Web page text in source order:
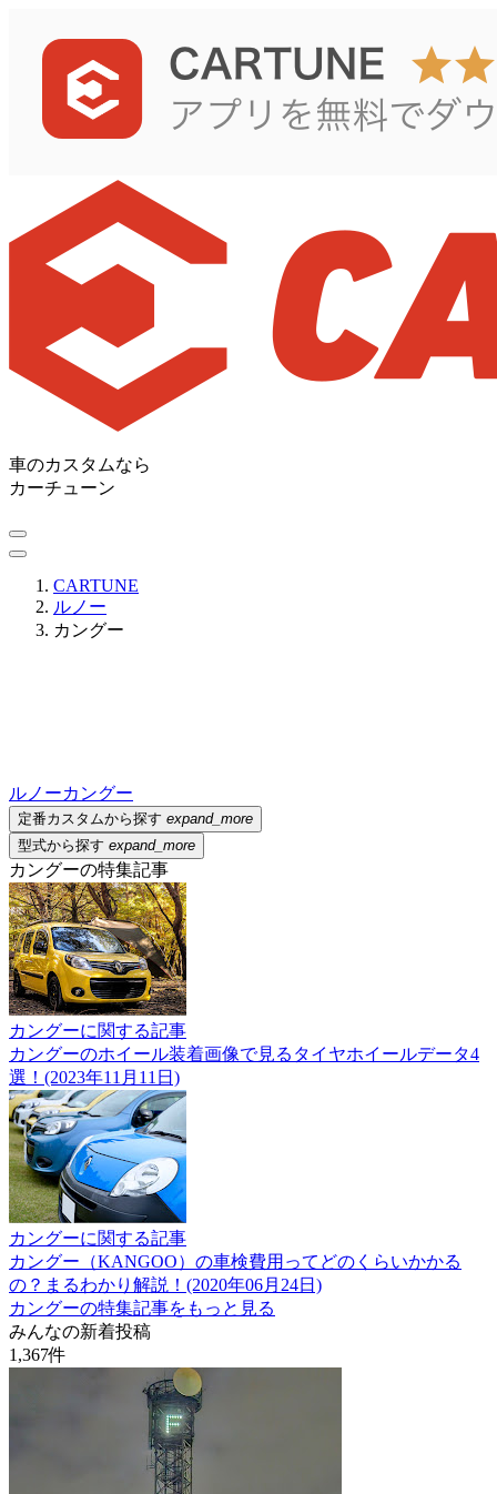
車のカスタムなら
カーチューン
CARTUNE
ルノー
カングー
ルノーカングー
定番カスタムから探す expand_more
型式から探す expand_more
カングーの特集記事
カングーに関する記事
カングーのホイール装着画像で見るタイヤホイールデータ4
選！(2023年11月11日)
カングーに関する記事
カングー（KANGOO）の車検費用ってどのくらいかかる
の？まるわかり解説！(2020年06月24日)
カングーの特集記事をもっと見る
みんなの新着投稿
1,367件